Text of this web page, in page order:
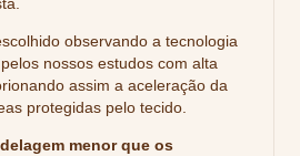
observando a tecnologia
nossos estudos com alta
assim a aceleração da
protegidas pelo tecido.
menor que os